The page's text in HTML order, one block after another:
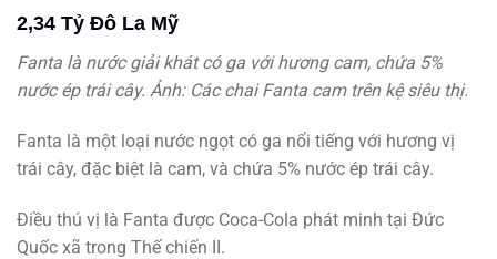
2,34 Tỷ Đô La Mỹ
Fanta là nước giải khát có ga với hương cam, chứa 5%
nước ép trái cây. Ảnh: Các chai Fanta cam trên kệ siêu thị.
Fanta là một loại nước ngọt có ga nổi tiếng với hương vị
trái cây, đặc biệt là cam, và chứa 5% nước ép trái cây.
Điều thú vị là Fanta được Coca-Cola phát minh tại Đức
Quốc xã trong Thế chiến II.